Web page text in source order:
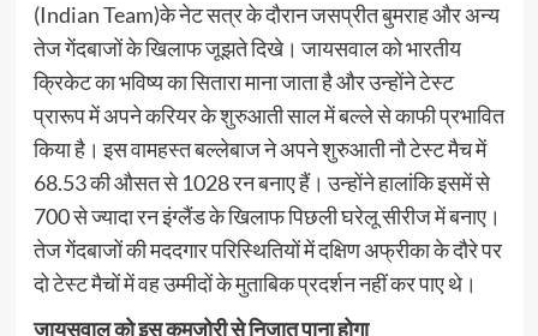
(Indian Team)के नेट सत्र के दौरान जसप्रीत बुमराह और अन्य
तेज गेंदबाजों के खिलाफ जूझते दिखे। जायसवाल को भारतीय
क्रिकेट का भविष्य का सितारा माना जाता है और उन्होंने टेस्ट
प्रारूप में अपने करियर के शुरुआती साल में बल्ले से काफी प्रभावित
किया है। इस वामहस्त बल्लेबाज ने अपने शुरुआती नौ टेस्ट मैच में
68.53 की औसत से 1028 रन बनाए हैं। उन्होंने हालांकि इसमें से
700 से ज्यादा रन इंग्लैंड के खिलाफ पिछली घरेलू सीरीज में बनाए।
तेज गेंदबाजों की मददगार परिस्थितियों में दक्षिण अफ्रीका के दौरे पर
दो टेस्ट मैचों में वह उम्मीदों के मुताबिक प्रदर्शन नहीं कर पाए थे।
जायसवाल को इस कमजोरी से निजात पाना होगा